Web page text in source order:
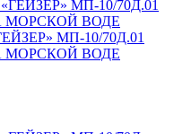
МП-10/70Д.01
МОРСКОЙ ВОДЕ